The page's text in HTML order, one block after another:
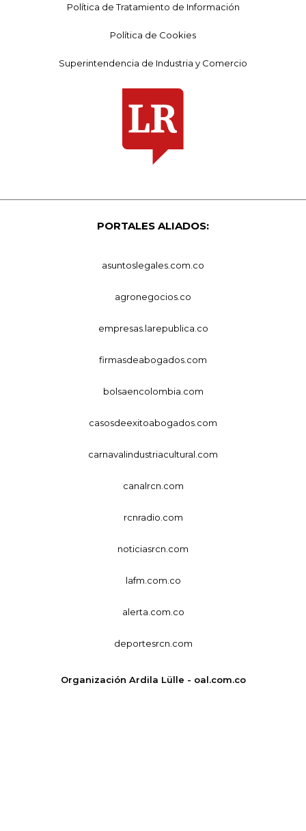
Política de Tratamiento de Información
Política de Cookies
Superintendencia de Industria y Comercio
PORTALES ALIADOS:
asuntoslegales.com.co
agronegocios.co
empresas.larepublica.co
firmasdeabogados.com
bolsaencolombia.com
casosdeexitoabogados.com
carnavalindustriacultural.com
canalrcn.com
rcnradio.com
noticiasrcn.com
lafm.com.co
alerta.com.co
deportesrcn.com
Organización Ardila Lülle - oal.com.co